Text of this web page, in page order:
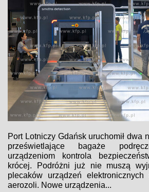
Port Lotniczy Gdańsk uruchomił dwa
prześwietlające bagaże
urządzeniom kontrola
krócej. Podróżni już nie muszą
plecaków urządzeń
aerozoli. Nowe urządzenia...